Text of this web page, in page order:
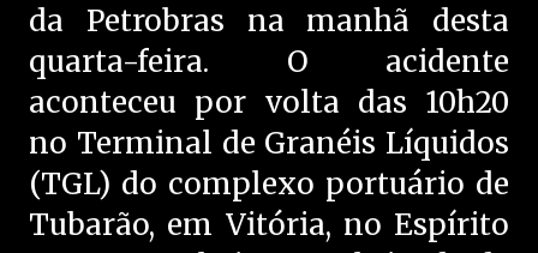
da Petrobras na manhã desta
quarta-feira. O acidente
aconteceu por volta das 10h20
no Terminal de Granéis Líquidos
(TGL) do complexo portuário de
Tubarão, em Vitória, no Espírito